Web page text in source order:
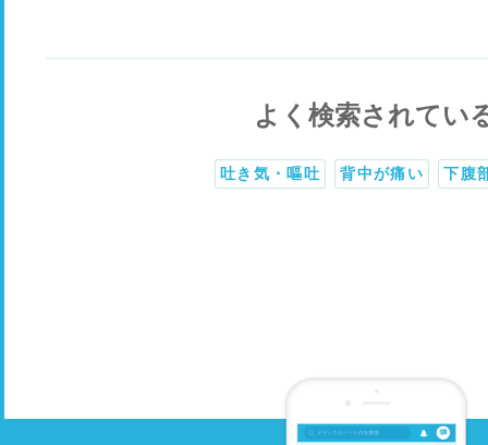
よく検索されてい
吐き気・嘔吐 背中が痛い 下腹